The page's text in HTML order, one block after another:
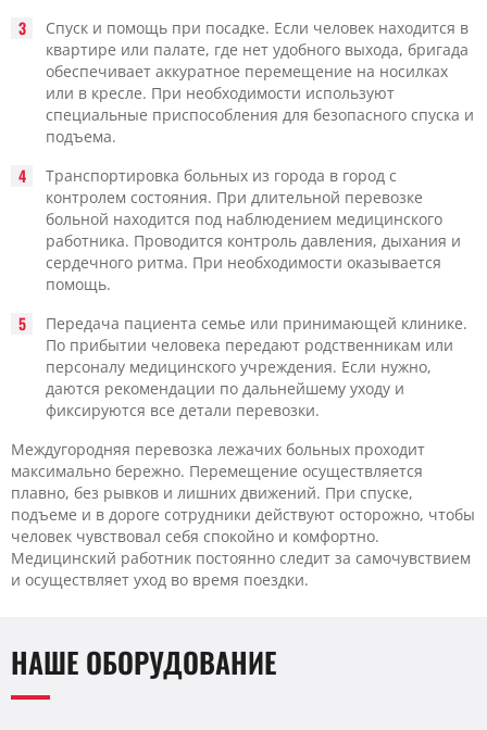
Спуск и помощь при посадке. Если человек находится в
квартире или палате, где нет удобного выхода, бригада
обеспечивает аккуратное перемещение на носилках
или в кресле. При необходимости используют
специальные приспособления для безопасного спуска и
подъема.
Транспортировка больных из города в город с
контролем состояния. При длительной перевозке
больной находится под наблюдением медицинского
работника. Проводится контроль давления, дыхания и
сердечного ритма. При необходимости оказывается
помощь.
Передача пациента семье или принимающей клинике.
По прибытии человека передают родственникам или
персоналу медицинского учреждения. Если нужно,
даются рекомендации по дальнейшему уходу и
фиксируются все детали перевозки.
Междугородняя перевозка лежачих больных проходит
максимально бережно. Перемещение осуществляется
плавно, без рывков и лишних движений. При спуске,
подъеме и в дороге сотрудники действуют осторожно, чтобы
человек чувствовал себя спокойно и комфортно.
Медицинский работник постоянно следит за самочувствием
и осуществляет уход во время поездки.
НАШЕ ОБОРУДОВАНИЕ